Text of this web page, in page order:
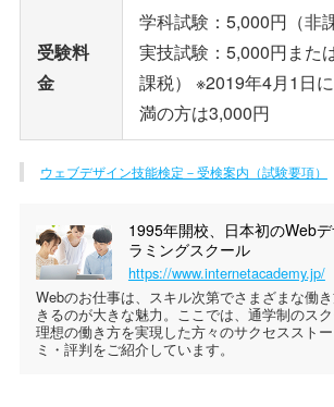
受験料
金
学科試験：5,000円（非
実技試験：5,000円また
課税） ※2019年4月1日
満の方は3,000円
ウェブデザイン技能検定－受検案内（試験要項）
1995年開校、日本初のWeb
ラミングスクール
https://www.internetacademy.jp/
Webのお仕事は、スキル次第でさまざまな働
きるのが大きな魅力。ここでは、通学制のスク
理想の働き方を実現した方々のサクセススト
ミ・評判をご紹介しています。